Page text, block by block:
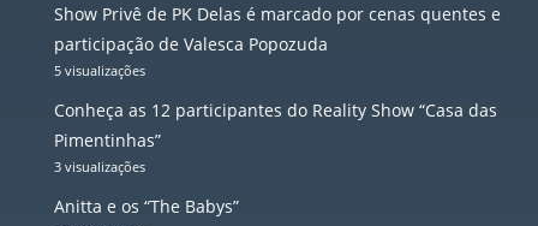
Show Privê de PK Delas é marcado por cenas quentes e
participação de Valesca Popozuda
5 visualizações
Conheça as 12 participantes do Reality Show “Casa das
Pimentinhas”
3 visualizações
Anitta e os “The Babys”